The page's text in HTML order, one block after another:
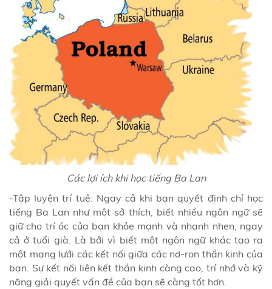
Các lợi ích khi học tiếng Ba Lan
-Tập luyện trí tuệ: Ngay cả khi bạn quyết định chỉ học
tiếng Ba Lan như một sở thích, biết nhiều ngôn ngữ sẽ
giữ cho trí óc của bạn khỏe mạnh và nhanh nhẹn, ngay
cả ở tuổi già. Là bởi vì biết một ngôn ngữ khác tạo ra
một mạng lưới các kết nối giữa các nơ-ron thần kinh của
bạn. Sự kết nối liên kết thần kinh càng cao, trí nhớ và kỹ
năng giải quyết vấn đề của bạn sẽ càng tốt hơn.